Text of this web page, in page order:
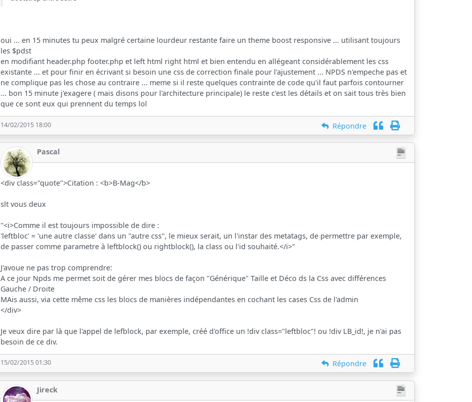
oui ... en 15 minutes tu peux malgré certaine lourdeur restante faire un theme boost responsive ... utilisant toujours
les $pdst
en modifiant header.php footer.php et left html right html et bien entendu en allégeant considérablement les css
existante ... et pour finir en écrivant si besoin une css de correction finale pour l'ajustement ... NPDS n'empeche pas et
ne complique pas les chose au contraire ... meme si il reste quelques contrainte de code qu'il faut parfois contourner
... bon 15 minute j'exagere ( mais disons pour l'architecture principale) le reste c'est les détails et on sait tous très bien
que ce sont eux qui prennent du temps lol
14/02/2015 18:00 Répondre
Pascal
<div class="quote">Citation : <b>B-Mag</b>
slt vous deux
"<i>Comme il est toujours impossible de dire :
'leftbloc' = 'une autre classe' dans un "autre css", le mieux serait, un l'instar des metatags, de permettre par exemple,
de passer comme parametre à leftblock() ou rightblock(), la class ou l'id souhaité.</i>"
J'avoue ne pas trop comprendre:
A ce jour Npds me permet soit de gérer mes blocs de façon "Générique" Taille et Déco ds la Css avec différences
Gauche / Droite
MAis aussi, via cette même css les blocs de manières indépendantes en cochant les cases Css de l'admin
</div>
Je veux dire par là que l'appel de lefblock, par exemple, créé d'office un !div class="leftbloc"! ou !div LB_id!, je n'ai pas
besoin de ce div.
15/02/2015 01:30 Répondre
Jireck